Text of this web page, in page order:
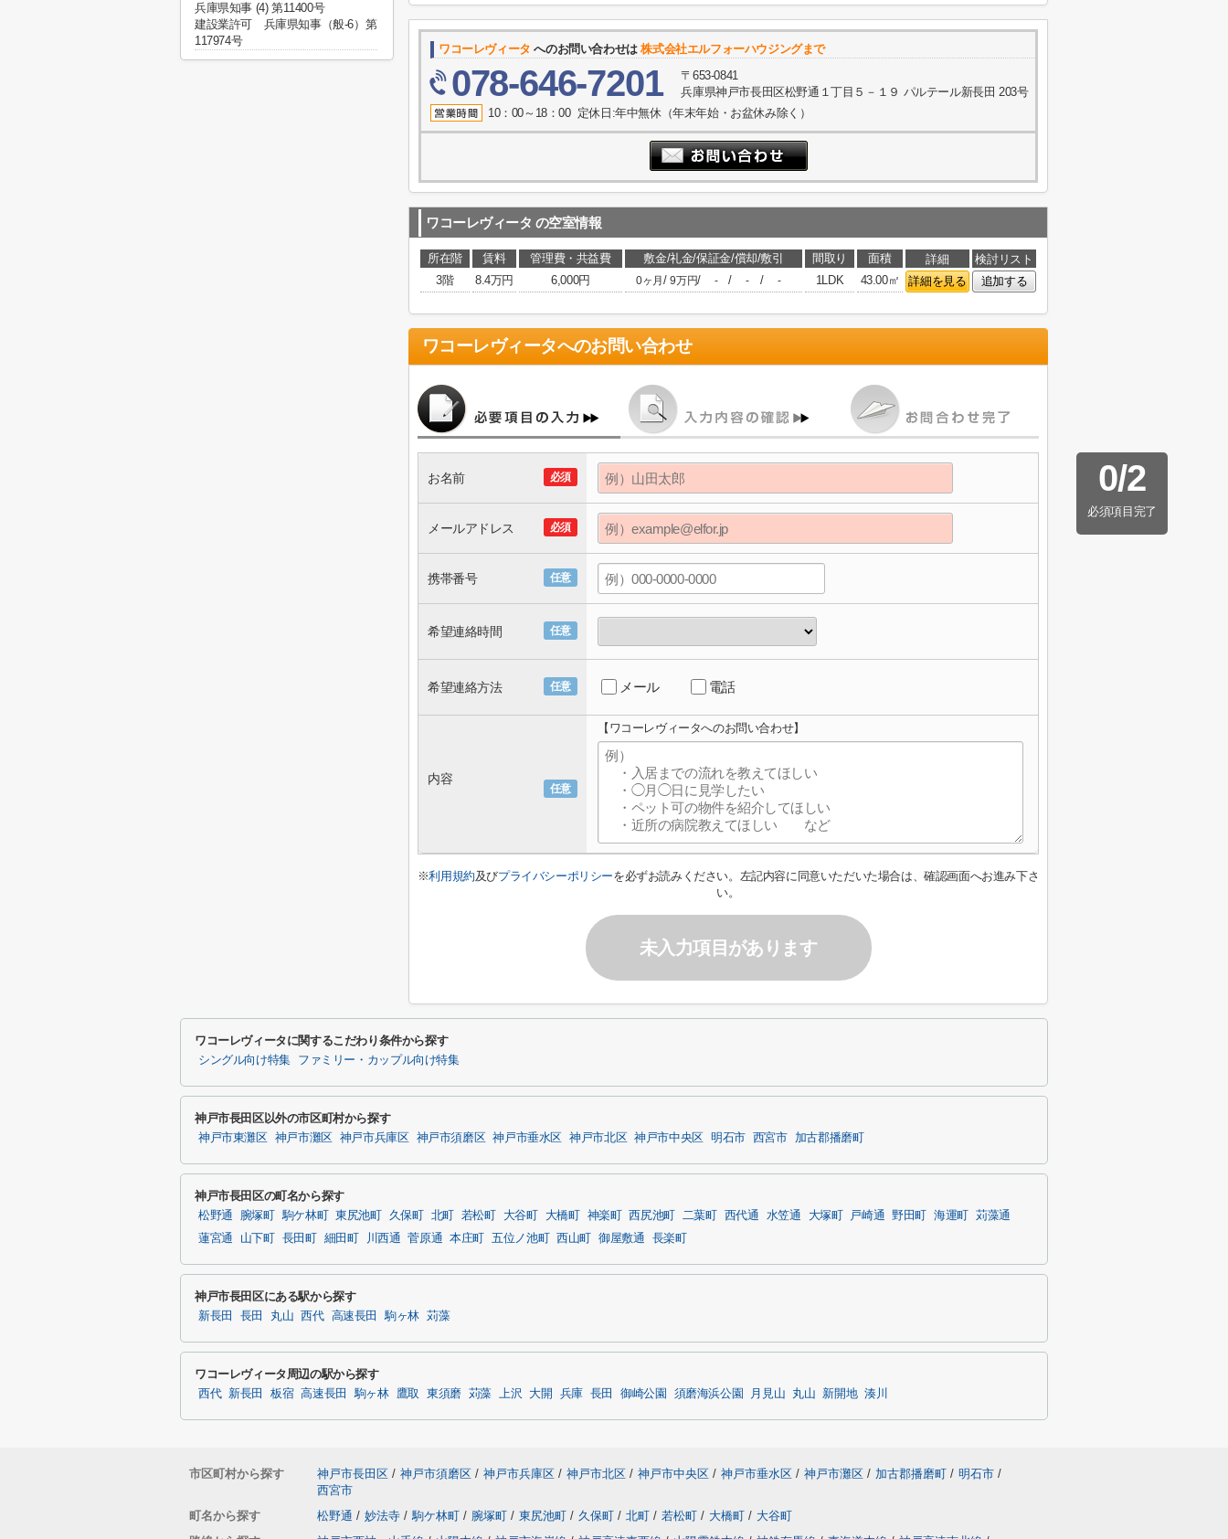
ワコーレヴィータ へのお問い合わせは株式会社エルフォーハウジングまで
078-646-7201
〒653-0841
兵庫県神戸市長田区松野通１丁目５－１９ パルテール新長田 203号
10：00～18：00 定休日:年中無休（年末年始・お盆休み除く）
ワコーレヴィータ の空室情報
所在階 賃料 管理費・共益費 敷金/礼金/保証金/償却/敷引 間取り 面積 詳細
検討リスト
3階
8.4万円 6,000円 0ヶ月/9万円/ - / - / - 1LDK 43.00㎡ 詳細を見る 追加する
ワコーレヴィータへのお問い合わせ
0/2
必須項目完了
必須
お名前
必須
メールアドレス
任意
携帯番号
任意
希望連絡時間
任意
希望連絡方法 メール 電話
任意
内容
【ワコーレヴィータへのお問い合わせ】
※利用規約及びプライバシーポリシーを必ずお読みください。左記内容に同意いただいた場合は、確認画面へお進み下さ
い。
未入力項目があります
兵庫県知事 (4) 第11400号
建設業許可 兵庫県知事（般-6）第
117974号
ワコーレヴィータに関するこだわり条件から探す
シングル向け特集 ファミリー・カップル向け特集
神戸市長田区以外の市区町村から探す
神戸市東灘区 神戸市灘区 神戸市兵庫区 神戸市須磨区 神戸市垂水区 神戸市北区 神戸市中央区 明石市 西宮市 加古郡播磨町
神戸市長田区の町名から探す
松野通 腕塚町 駒ケ林町 東尻池町 久保町 北町 若松町 大谷町 大橋町 神楽町 西尻池町 二葉町 西代通 水笠通 大塚町 戸崎通 野田町 海運町
苅藻通
蓮宮通
山下町 長田町 細田町 川西通 菅原通 本庄町 五位ノ池町 西山町 御屋敷通 長楽町
神戸市長田区にある駅から探す
新長田 長田 丸山 西代 高速長田 駒ヶ林 苅藻
ワコーレヴィータ周辺の駅から探す
西代 新長田 板宿 高速長田 駒ヶ林 鷹取 東須磨 苅藻 上沢 大開 兵庫 長田 御崎公園 須磨海浜公園 月見山 丸山 新開地 湊川
市区町村から探す 神戸市長田区 / 神戸市須磨区 / 神戸市兵庫区 / 神戸市北区 / 神戸市中央区 / 神戸市垂水区 / 神戸市灘区 / 加古郡播磨町 / 明石市 /
西宮市
町名から探す
松野通 / 妙法寺 / 駒ケ林町 / 腕塚町 / 東尻池町 / 久保町 / 北町 / 若松町 / 大橋町 / 大谷町